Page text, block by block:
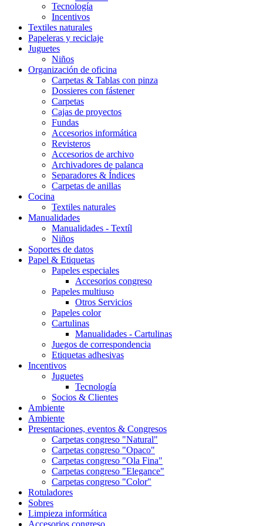
Tecnología
Incentivos
Textiles naturales
Papeleras y reciclaje
Juguetes
Niños
Organización de oficina
Carpetas & Tablas con pinza
Dossieres con fástener
Carpetas
Cajas de proyectos
Fundas
Accesorios informática
Revisteros
Accesorios de archivo
Archivadores de palanca
Separadores & Índices
Carpetas de anillas
Cocina
Textiles naturales
Manualidades
Manualidades - Textíl
Niños
Soportes de datos
Papel & Etiquetas
Papeles especiales
Accesorios congreso
Papeles multiuso
Otros Servicios
Papeles color
Cartulinas
Manualidades - Cartulinas
Juegos de correspondencia
Etiquetas adhesivas
Incentivos
Juguetes
Tecnología
Socios & Clientes
Ambiente
Ambiente
Presentaciones, eventos & Congresos
Carpetas congreso "Natural"
Carpetas congreso "Opaco"
Carpetas congreso "Ola Fina"
Carpetas congreso "Elegance"
Carpetas congreso "Color"
Rotuladores
Sobres
Limpieza informática